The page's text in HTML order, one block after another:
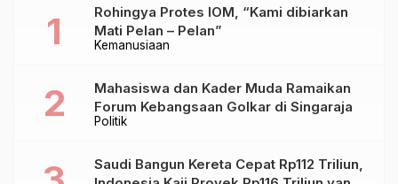
Kemanusiaan
Rohingya Protes IOM, “Kami dibiarkan
Mati Pelan – Pelan”
Politik
Mahasiswa dan Kader Muda Ramaikan
Forum Kebangsaan Golkar di Singaraja
Saudi Bangun Kereta Cepat Rp112 Triliun,